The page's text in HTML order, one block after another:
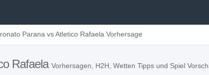
Parana vs Atletico Rafaela Vorhersage
Rafaela Vorhersagen, H2H, Wetten Tipps und Spiel